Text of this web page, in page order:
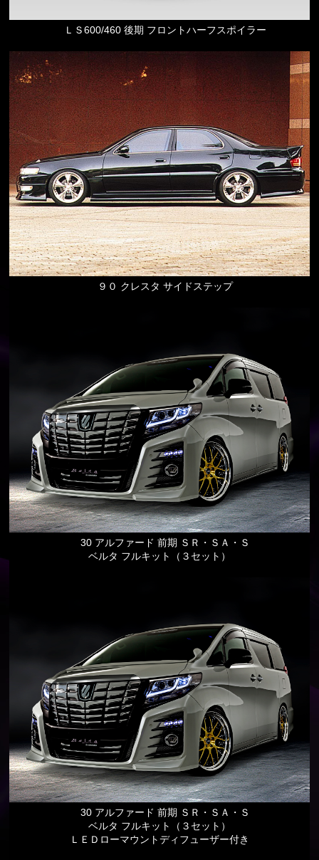
ＬＳ600/460 後期 フロントハーフスポイラー
９０ クレスタ サイドステップ
30 アルファード 前期 ＳＲ・ＳＡ・Ｓ
ベルタ フルキット（３セット）
30 アルファード 前期 ＳＲ・ＳＡ・Ｓ
ベルタ フルキット（３セット）
ＬＥＤローマウントディフューザー付き